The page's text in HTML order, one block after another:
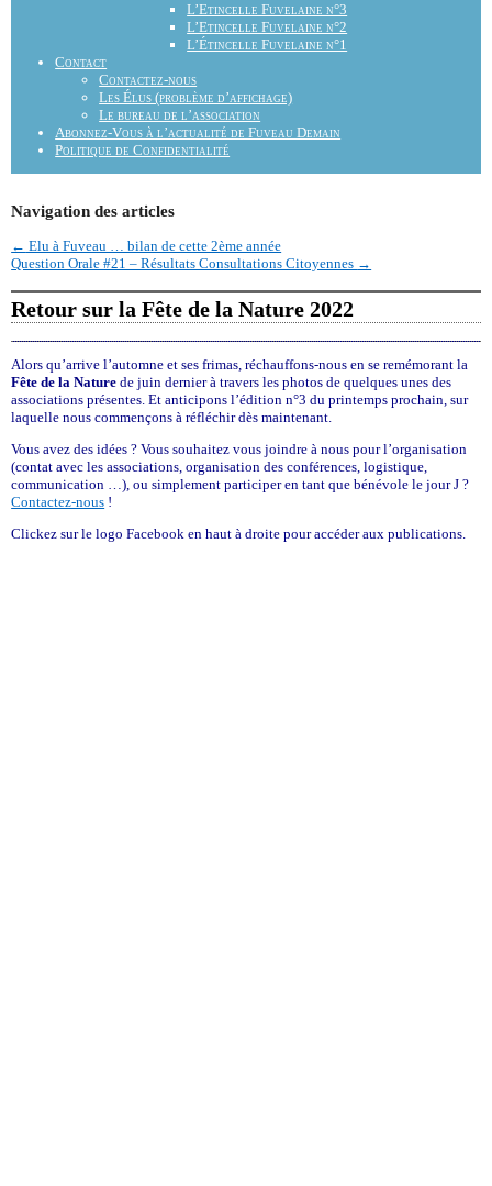
L’Etincelle Fuvelaine n°3
L’Etincelle Fuvelaine n°2
L’Étincelle Fuvelaine n°1
Contact
Contactez-nous
Les Élus (problème d’affichage)
Le bureau de l’association
Abonnez-Vous à l’actualité de Fuveau Demain
Politique de Confidentialité
Navigation des articles
← Elu à Fuveau … bilan de cette 2ème année
Question Orale #21 – Résultats Consultations Citoyennes →
Retour sur la Fête de la Nature 2022
Alors qu’arrive l’automne et ses frimas, réchauffons-nous en se remémorant la
Fête de la Nature de juin dernier à travers les photos de quelques unes des
associations présentes. Et anticipons l’édition n°3 du printemps prochain, sur
laquelle nous commençons à réfléchir dès maintenant.
Vous avez des idées ? Vous souhaitez vous joindre à nous pour l’organisation
(contat avec les associations, organisation des conférences, logistique,
communication …), ou simplement participer en tant que bénévole le jour J ?
Contactez-nous !
Clickez sur le logo Facebook en haut à droite pour accéder aux publications.